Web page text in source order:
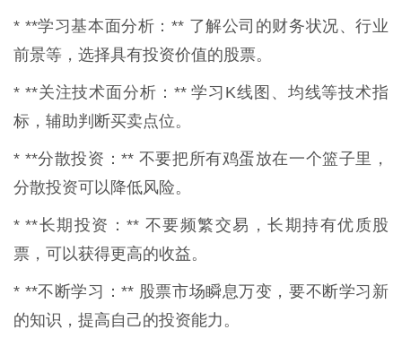
* **学习基本面分析：** 了解公司的财务状况、行业
前景等，选择具有投资价值的股票。
* **关注技术面分析：** 学习K线图、均线等技术指
标，辅助判断买卖点位。
* **分散投资：** 不要把所有鸡蛋放在一个篮子里，
分散投资可以降低风险。
* **长期投资：** 不要频繁交易，长期持有优质股
票，可以获得更高的收益。
* **不断学习：** 股票市场瞬息万变，要不断学习新
的知识，提高自己的投资能力。